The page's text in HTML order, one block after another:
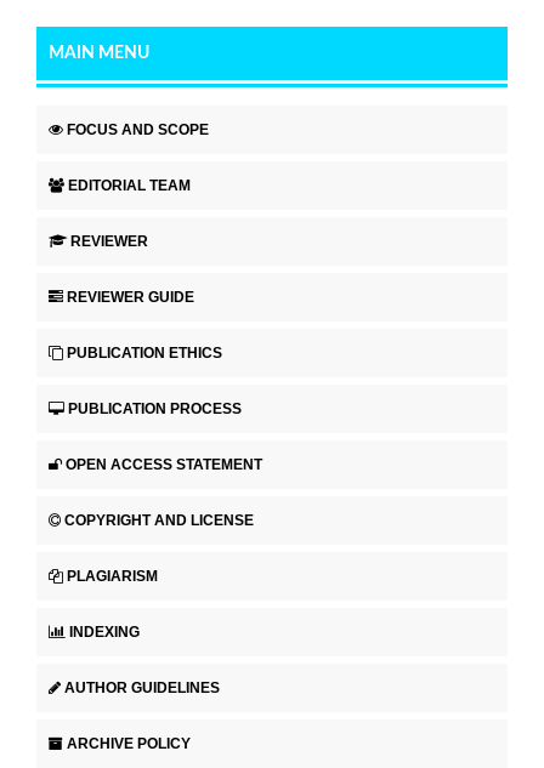
MAIN MENU
FOCUS AND SCOPE
EDITORIAL TEAM
REVIEWER
REVIEWER GUIDE
PUBLICATION ETHICS
PUBLICATION PROCESS
OPEN ACCESS STATEMENT
COPYRIGHT AND LICENSE
PLAGIARISM
INDEXING
AUTHOR GUIDELINES
ARCHIVE POLICY